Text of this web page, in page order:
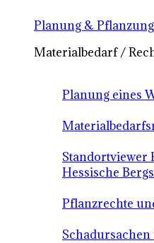
Planung &
Materialbedarf /
Planung eines
Standortviewer
Hessische
Pflanzrechte